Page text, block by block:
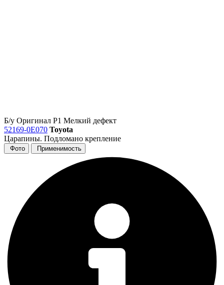
Б/у Оригинал Р1 Мелкий дефект
52169-0E070 Toyota
Царапины. Подломано крепление
Фото Применимость